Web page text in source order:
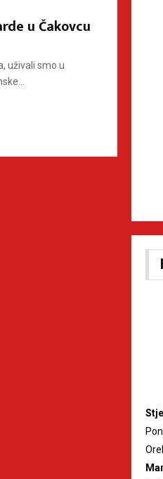
u Čakovcu
uživali smo u